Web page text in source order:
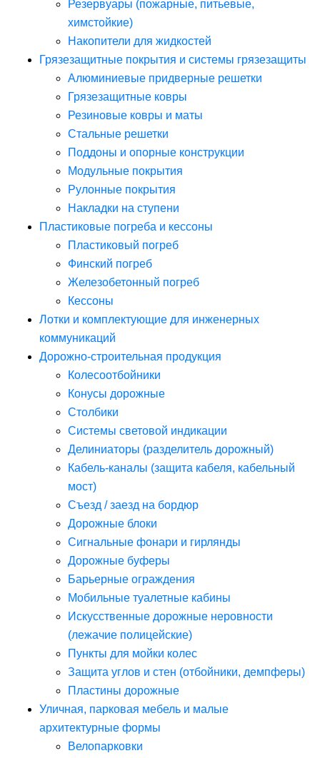
Резервуары (пожарные, питьевые,
химстойкие)
Накопители для жидкостей
Грязезащитные покрытия и системы грязезащиты
Алюминиевые придверные решетки
Грязезащитные ковры
Резиновые ковры и маты
Стальные решетки
Поддоны и опорные конструкции
Модульные покрытия
Рулонные покрытия
Накладки на ступени
Пластиковые погреба и кессоны
Пластиковый погреб
Финский погреб
Железобетонный погреб
Кессоны
Лотки и комплектующие для инженерных
коммуникаций
Дорожно-строительная продукция
Колесоотбойники
Конусы дорожные
Столбики
Системы световой индикации
Делиниаторы (разделитель дорожный)
Кабель-каналы (защита кабеля, кабельный
мост)
Съезд / заезд на бордюр
Дорожные блоки
Сигнальные фонари и гирлянды
Дорожные буферы
Барьерные ограждения
Мобильные туалетные кабины
Искусственные дорожные неровности
(лежачие полицейские)
Пункты для мойки колес
Защита углов и стен (отбойники, демпферы)
Пластины дорожные
Уличная, парковая мебель и малые
архитектурные формы
Велопарковки